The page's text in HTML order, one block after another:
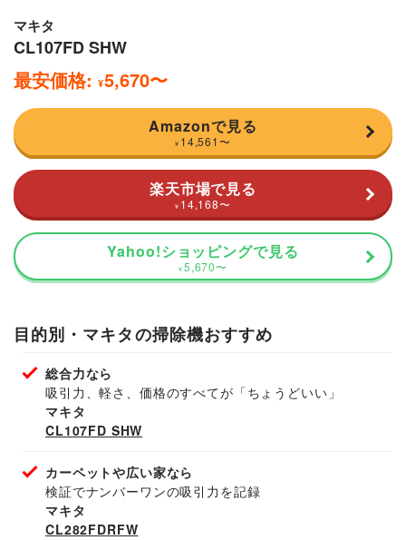
マキタ
CL107FD SHW
最安価格: ¥5,670〜
Amazonで見る
¥ 14,561〜
楽天市場で見る
¥ 14,168〜
Yahoo!ショッピングで見る
¥ 5,670〜
目的別・マキタの掃除機おすすめ
総合力なら
吸引力、軽さ、価格のすべてが「ちょうどいい」
マキタ
CL107FD SHW
カーペットや広い家なら
検証でナンバーワンの吸引力を記録
マキタ
CL282FDRFW